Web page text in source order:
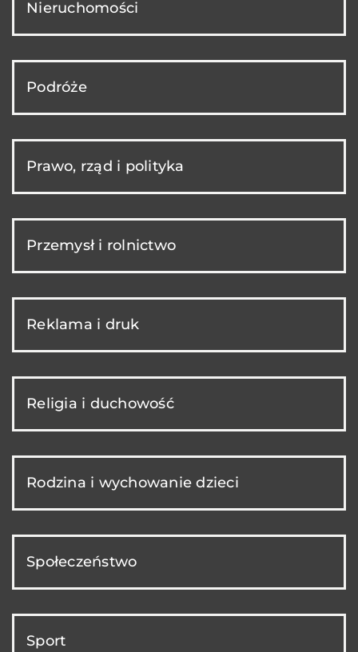
Nieruchomości
Podróże
Prawo, rząd i polityka
Przemysł i rolnictwo
Reklama i druk
Religia i duchowość
Rodzina i wychowanie dzieci
Społeczeństwo
Sport